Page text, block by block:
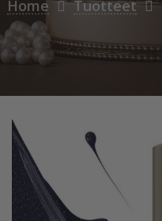
Home Tuotteet